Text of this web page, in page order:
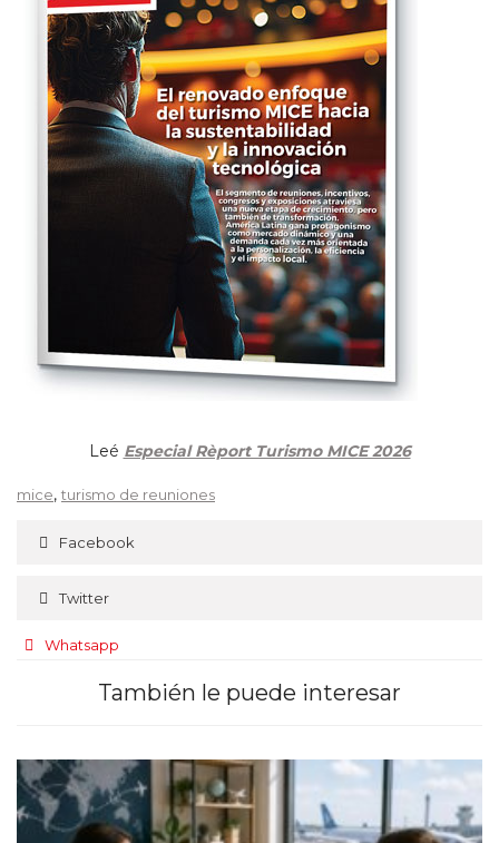
Leé Especial Rèport Turismo MICE 2026
mice, turismo de reuniones
Facebook
Twitter
Whatsapp
También le puede interesar